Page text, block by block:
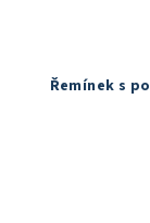
Řemínek s